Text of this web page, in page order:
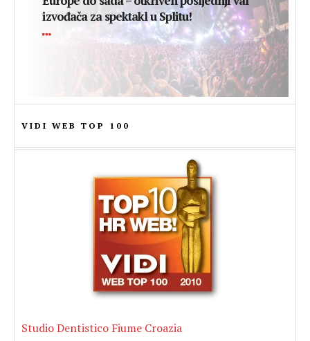
izvođača za spektakl u Splitu!
VIDI WEB TOP 100
Studio Dentistico Fiume Croazia